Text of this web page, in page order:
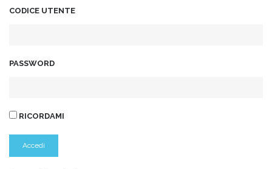
CODICE UTENTE
PASSWORD
RICORDAMI